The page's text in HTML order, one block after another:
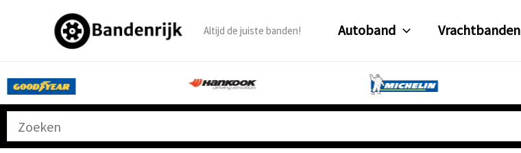
inhoud
Altijd de juiste banden! Autoband Vrachtbanden